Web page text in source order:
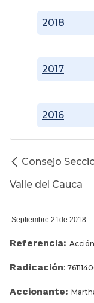
2016
2017
2018
Consejo
Valle del Cauca
Septiembre 21de 2018
Referencia:
Radicación:
Accionante: